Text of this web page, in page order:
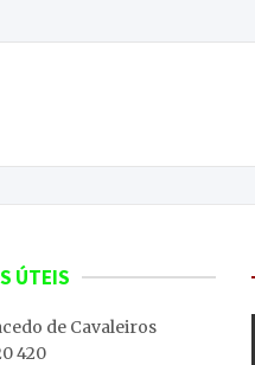
ÚTEIS
de Cavaleiros
420